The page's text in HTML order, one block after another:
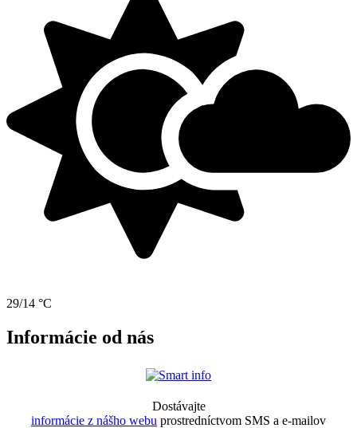
29/14 °C
Informácie od nás
Dostávajte
informácie z nášho webu prostredníctvom SMS a e-mailov